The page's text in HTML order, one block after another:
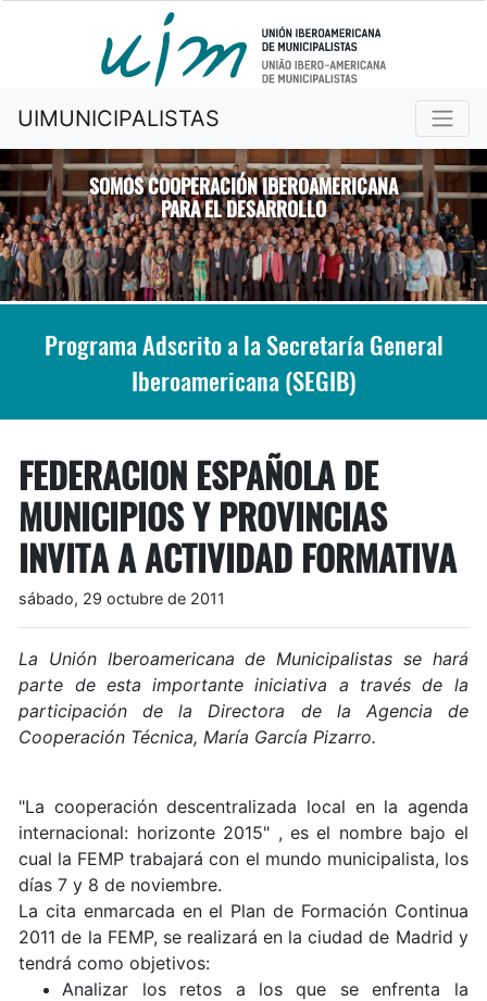
UIMUNICIPALISTAS
SOMOS COOPERACIÓN IBEROAMERICANA
PARA EL DESARROLLO
Previous Next
Programa Adscrito a la Secretaría General
Iberoamericana (SEGIB)
FEDERACION ESPAÑOLA DE
MUNICIPIOS Y PROVINCIAS
INVITA A ACTIVIDAD FORMATIVA
sábado, 29 octubre de 2011
La Unión Iberoamericana de Municipalistas se hará
parte de esta importante iniciativa a través de la
participación de la Directora de la Agencia de
Cooperación Técnica, María García Pizarro.
"La cooperación descentralizada local en la agenda
internacional: horizonte 2015" , es el nombre bajo el
cual la FEMP trabajará con el mundo municipalista, los
días 7 y 8 de noviembre.
La cita enmarcada en el Plan de Formación Continua
2011 de la FEMP, se realizará en la ciudad de Madrid y
tendrá como objetivos:
Analizar los retos a los que se enfrenta la